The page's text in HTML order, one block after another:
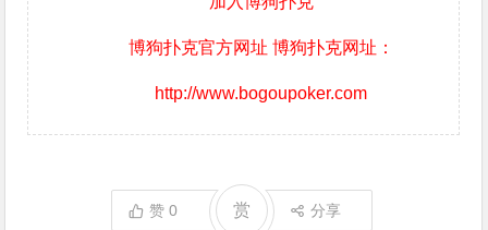
博狗扑克官方网址 博狗扑克网址：
http://www.bogoupoker.com
赞0 赏 分享